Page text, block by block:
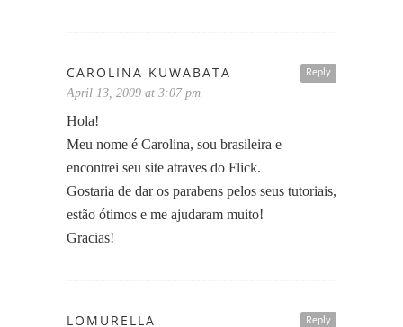
Reply
CAROLINA KUWABATA
April 13, 2009 at 3:07 pm
Hola!
Meu nome é Carolina, sou brasileira e
encontrei seu site atraves do Flick.
Gostaria de dar os parabens pelos seus tutoriais,
estão ótimos e me ajudaram muito!
Gracias!
Reply
LOMURELLA